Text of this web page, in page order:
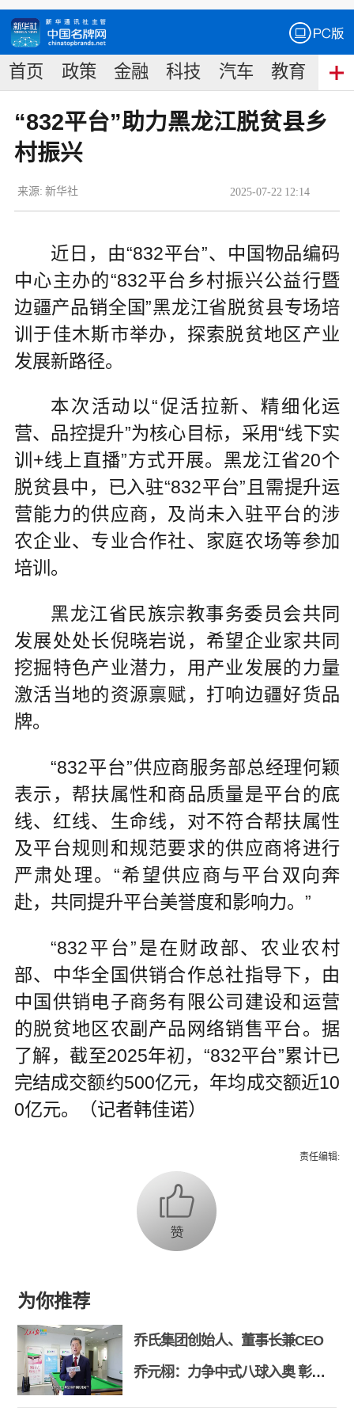
首页 政策 金融 科技 汽车 教育 食
“832平台”助力黑龙江脱贫县乡
村振兴
2025-07-22 12:14
来源: 新华社
近日，由“832平台”、中国物品编码
中心主办的“832平台乡村振兴公益行暨
边疆产品销全国”黑龙江省脱贫县专场培
训于佳木斯市举办，探索脱贫地区产业
发展新路径。
本次活动以“促活拉新、精细化运
营、品控提升”为核心目标，采用“线下实
训+线上直播”方式开展。黑龙江省20个
脱贫县中，已入驻“832平台”且需提升运
营能力的供应商，及尚未入驻平台的涉
农企业、专业合作社、家庭农场等参加
培训。
黑龙江省民族宗教事务委员会共同
发展处处长倪晓岩说，希望企业家共同
挖掘特色产业潜力，用产业发展的力量
激活当地的资源禀赋，打响边疆好货品
牌。
“832平台”供应商服务部总经理何颖
表示，帮扶属性和商品质量是平台的底
线、红线、生命线，对不符合帮扶属性
及平台规则和规范要求的供应商将进行
严肃处理。“希望供应商与平台双向奔
赴，共同提升平台美誉度和影响力。”
“832平台”是在财政部、农业农村
部、中华全国供销合作总社指导下，由
中国供销电子商务有限公司建设和运营
的脱贫地区农副产品网络销售平台。据
了解，截至2025年初，“832平台”累计已
完结成交额约500亿元，年均成交额近10
0亿元。（记者韩佳诺）
责任编辑:
为你推荐
乔氏集团创始人、董事长兼CEO
乔元栩：力争中式八球入奥 彰显
和合共生精神